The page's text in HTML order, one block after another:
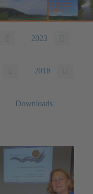
2023
2018
Downloads